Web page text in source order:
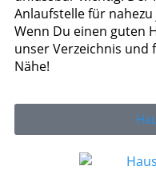
Anlaufstelle für
Wenn Du einen guten
unser Verzeichnis und
Nähe!